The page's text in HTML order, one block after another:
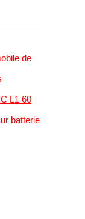
de
L1 60
batterie